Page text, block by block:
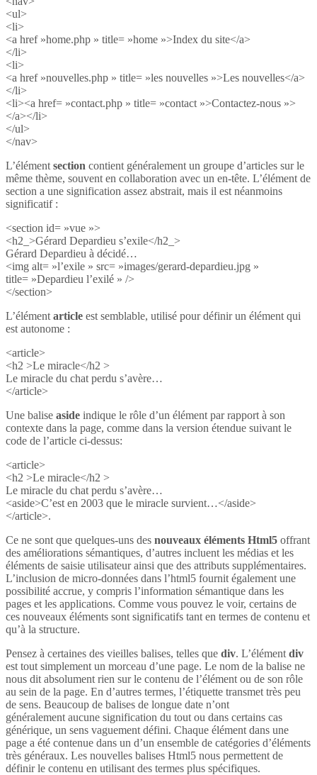
<ul>
<li>
<a href »home.php » title= »home »>Index du site</a>
</li>
<li>
<a href »nouvelles.php » title= »les nouvelles »>Les nouvelles</a>
</li>
<li><a href= »contact.php » title= »contact »>Contactez-nous »>
</a></li>
</ul>
</nav>
L’élément section contient généralement un groupe d’articles sur le
même thème, souvent en collaboration avec un en-tête. L’élément de
section a une signification assez abstrait, mais il est néanmoins
significatif :
<section id= »vue »>
<h2_>Gérard Depardieu s’exile</h2_>
Gérard Depardieu à décidé…
<img alt= »l’exile » src= »images/gerard-depardieu.jpg »
title= »Depardieu l’exilé » />
</section>
L’élément article est semblable, utilisé pour définir un élément qui
est autonome :
<article>
<h2 >Le miracle</h2 >
Le miracle du chat perdu s’avère…
</article>
Une balise aside indique le rôle d’un élément par rapport à son
contexte dans la page, comme dans la version étendue suivant le
code de l’article ci-dessus:
<article>
<h2 >Le miracle</h2 >
Le miracle du chat perdu s’avère…
<aside>C’est en 2003 que le miracle survient…</aside>
</article>.
Ce ne sont que quelques-uns des nouveaux éléments Html5 offrant
des améliorations sémantiques, d’autres incluent les médias et les
éléments de saisie utilisateur ainsi que des attributs supplémentaires.
L’inclusion de micro-données dans l’html5 fournit également une
possibilité accrue, y compris l’information sémantique dans les
pages et les applications. Comme vous pouvez le voir, certains de
ces nouveaux éléments sont significatifs tant en termes de contenu et
qu’à la structure.
Pensez à certaines des vieilles balises, telles que div. L’élément div
est tout simplement un morceau d’une page. Le nom de la balise ne
nous dit absolument rien sur le contenu de l’élément ou de son rôle
au sein de la page. En d’autres termes, l’étiquette transmet très peu
de sens. Beaucoup de balises de longue date n’ont
généralement aucune signification du tout ou dans certains cas
générique, un sens vaguement défini. Chaque élément dans une
page a été contenue dans un d’un ensemble de catégories d’éléments
très généraux. Les nouvelles balises Html5 nous permettent de
définir le contenu en utilisant des termes plus spécifiques.